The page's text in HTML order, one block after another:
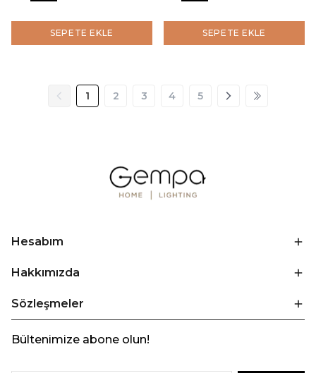
SEPETE EKLE SEPETE EKLE
1 2 3 4 5
Hesabım
Hakkımızda
Sözleşmeler
Bültenimize abone olun!